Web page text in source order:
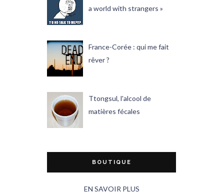
a world with strangers »
France-Corée : qui me fait
rêver ?
Ttongsul, l'alcool de
matières fécales
BOUTIQUE
EN SAVOIR PLUS